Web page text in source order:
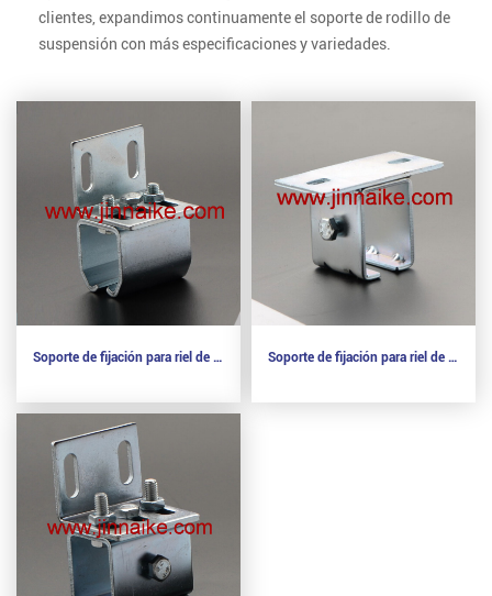
clientes, expandimos continuamente el soporte de rodillo de
suspensión con más especificaciones y variedades.
Soporte de fijación para riel de rodillo de puerta colgante (fijación a la pared) Soporte de fijación para riel de puerta colgante (fijación al techo)